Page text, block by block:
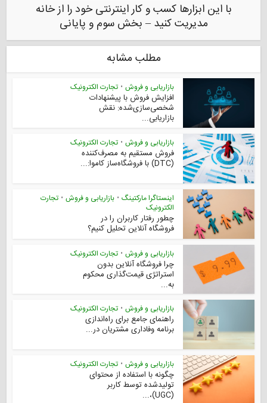
با این ابزارها کسب و کار اینترنتی خود را از خانه
مدیریت کنید – بخش سوم و پایانی
مطلب مشابه
بازاریابی و فروش • تجارت الکترونیک
افزایش فروش با پیشنهادات
شخصی‌سازی‌شده: نقش
بازاریابی...
بازاریابی و فروش • تجارت الکترونیک
فروش مستقیم به مصرف‌کننده
(DTC) با فروشگاه‌ساز کاموا:...
اینستاگرا مارکتینگ • بازاریابی و فروش • تجارت
الکترونیک
چطور رفتار کاربران را در
فروشگاه آنلاین تحلیل کنیم؟
بازاریابی و فروش • تجارت الکترونیک
چرا فروشگاه آنلاین بدون
استراتژی قیمت‌گذاری محکوم
به...
بازاریابی و فروش • تجارت الکترونیک
راهنمای جامع برای راه‌اندازی
برنامه وفاداری مشتریان در...
بازاریابی و فروش • تجارت الکترونیک
چگونه با استفاده از محتوای
تولیدشده توسط کاربر
(UGC)،...